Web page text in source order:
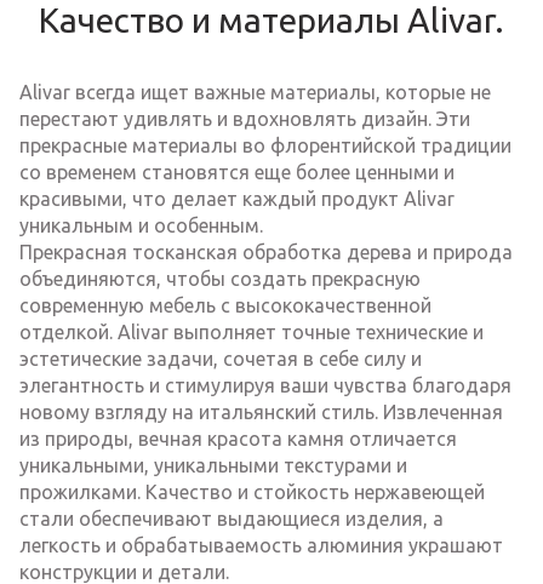
Качество и материалы Alivar.
Alivar всегда ищет важные материалы, которые не
перестают удивлять и вдохновлять дизайн. Эти
прекрасные материалы во флорентийской традиции
со временем становятся еще более ценными и
красивыми, что делает каждый продукт Alivar
уникальным и особенным.
Прекрасная тосканская обработка дерева и природа
объединяются, чтобы создать прекрасную
современную мебель с высококачественной
отделкой. Alivar выполняет точные технические и
эстетические задачи, сочетая в себе силу и
элегантность и стимулируя ваши чувства благодаря
новому взгляду на итальянский стиль. Извлеченная
из природы, вечная красота камня отличается
уникальными, уникальными текстурами и
прожилками. Качество и стойкость нержавеющей
стали обеспечивают выдающиеся изделия, а
легкость и обрабатываемость алюминия украшают
конструкции и детали.